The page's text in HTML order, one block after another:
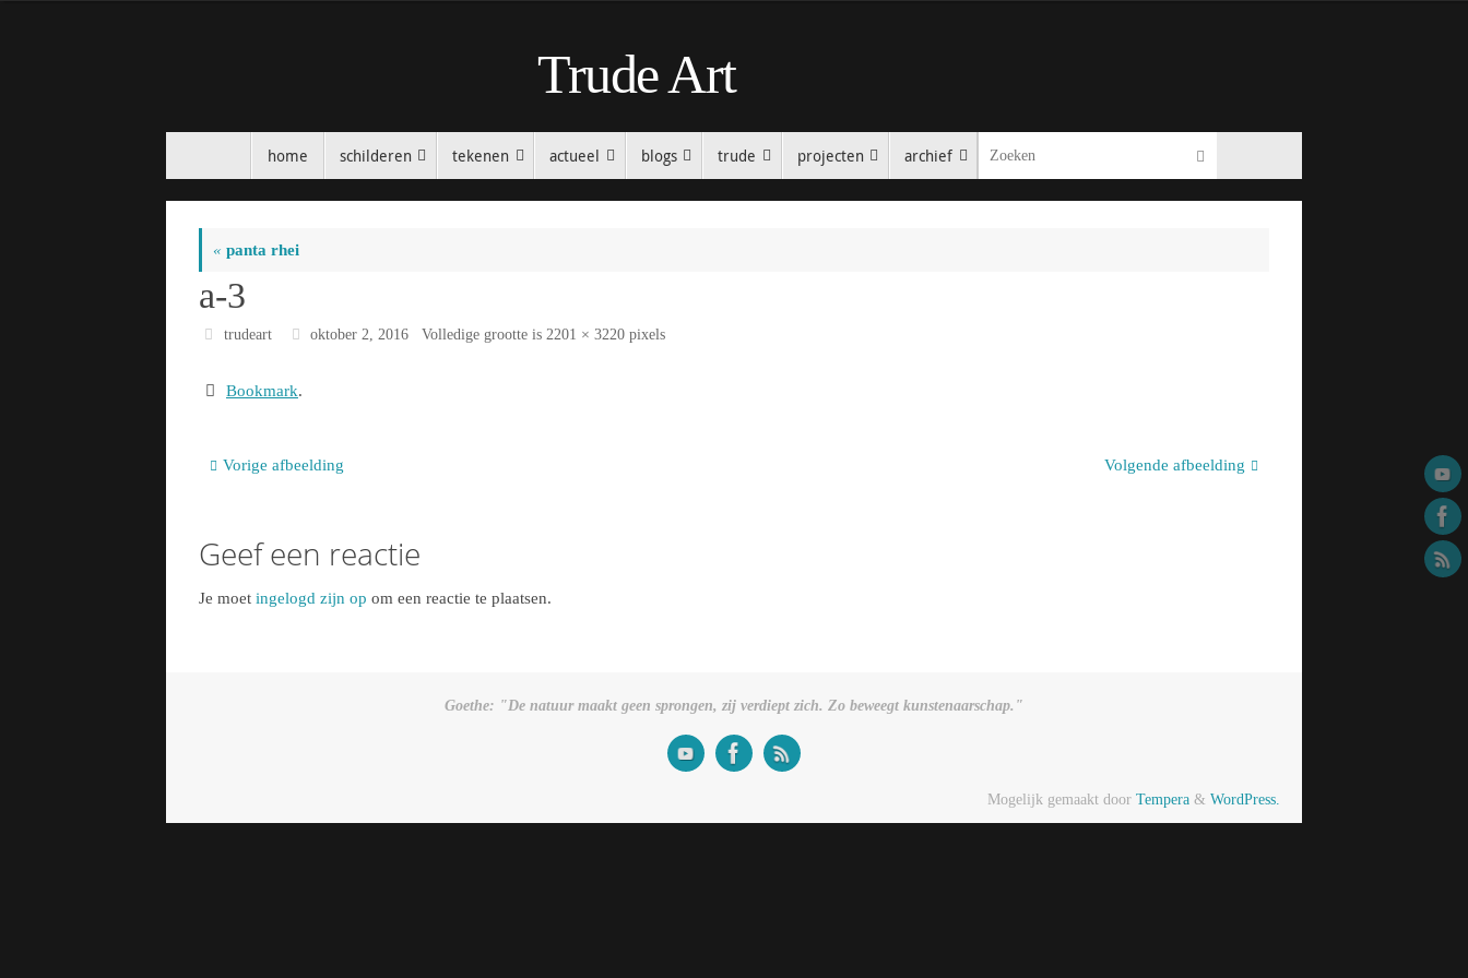
Trude Art
home schilderen tekenen actueel blogs trude projecten archief Zoeken
« panta rhei
a-3
trudeart oktober 2, 2016 Volledige grootte is2201 × 3220 pixels
Bookmark.
Vorige afbeelding Volgende afbeelding
Geef een reactie
Je moet ingelogd zijn op om een reactie te plaatsen.
Goethe: "De natuur maakt geen sprongen, zij verdiept zich. Zo beweegt kunstenaarschap."
Mogelijk gemaakt door Tempera & WordPress.